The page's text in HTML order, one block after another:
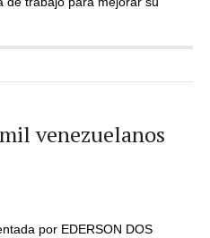
venezuelanos
por EDERSON DOS